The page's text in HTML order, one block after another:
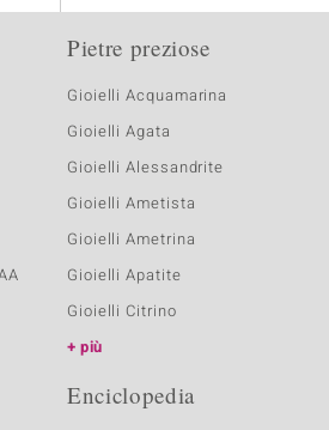
Pietre preziose
Gioielli Acquamarina
Gioielli Agata
Gioielli Alessandrite
Gioielli Ametista
Gioielli Ametrina
Gioielli Apatite
Gioielli Citrino
più
Enciclopedia